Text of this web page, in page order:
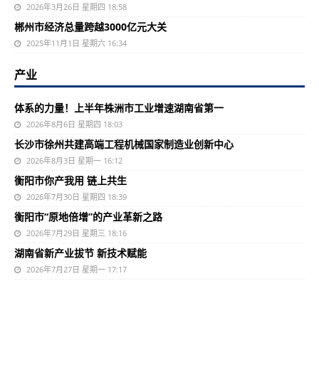
2026年3月26日 星期四 18:58
郴州市经济总量跨越3000亿元大关
2025年11月1日 星期六 16:34
产业
体系的力量！上半年株洲市工业增速湖南省第一
2026年8月6日 星期四 18:03
长沙市徐州共建高端工程机械国家制造业创新中心
2026年8月3日 星期一 16:12
衡阳市你产我用 链上共生
2026年7月30日 星期四 18:39
衡阳市“原地倍增”的产业革新之路
2026年7月29日 星期三 18:16
湖南省新产业拔节 新技术赋能
2026年7月27日 星期一 17:17